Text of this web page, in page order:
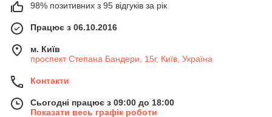
98% позитивних з 95 відгуків за рік
Працює з 06.10.2016
м. Київ
проспект Степана Бандери, 15г, Київ, Україна
Контакти
Сьогодні працює з 09:00 до 18:00
Показати весь графік роботи